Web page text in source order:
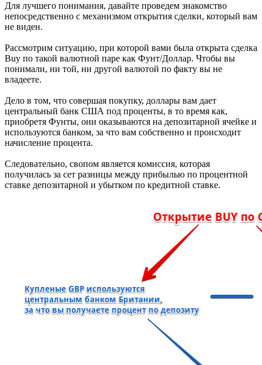
Для лучшего понимания, давайте проведем знакомство
непосредственно с механизмом открытия сделки, который вам
не виден.
Рассмотрим ситуацию, при которой вами была открыта сделка
Buy по такой валютной паре как Фунт/Доллар. Чтобы вы
понимали, ни той, ни другой валютой по факту вы не
владеете.
Дело в том, что совершая покупку, доллары вам дает
центральный банк США под проценты, в то время как,
приобретя Фунты, они оказываются на депозитарной ячейке и
используются банком, за что вам собственно и происходит
начисление процента.
Следовательно, свопом является комиссия, которая
получилась за сет разницы между прибылью по процентной
ставке депозитарной и убытком по кредитной ставке.